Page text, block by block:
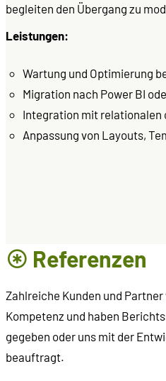
begleiten den Übergang zu
Leistungen:
Wartung und Optimierung
Migration nach Power BI
Integration mit relationalen
Anpassung von Layouts,
Referenzen
Zahlreiche Kunden und
Kompetenz und haben
gegeben oder uns mit der
beauftragt.